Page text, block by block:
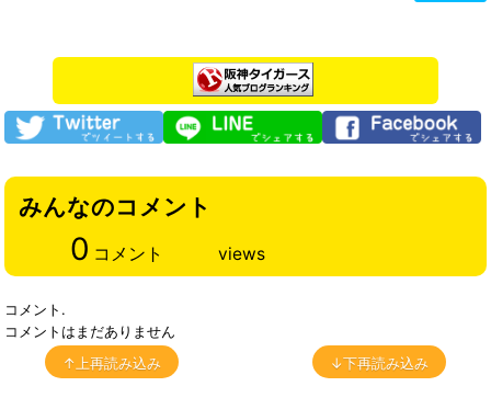
みんなのコメント
0 コメント views
コメント.
コメントはまだありません
↑上再読み込み
↓下再読み込み